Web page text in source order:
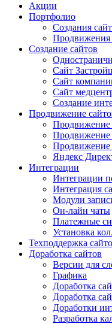
Акции
Портфолио
Создания
Продвижения
Создание сайтов
Сайт
Сайт
Сайт
Создание
Продвижение
Продвижение
Продвижение
Продвижение
Яндекс
Интеграции
Интеграции
Интеграция
Модули
Он-лайн чаты
Платежные
Установка
Техподдержка
Доработка сайтов
Версии для
Графика
Доработка
Доработка
Доработки
Разработка